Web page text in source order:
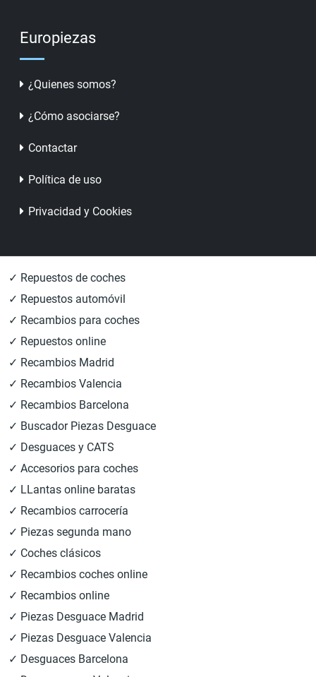
Europiezas
¿Quienes somos?
¿Cómo asociarse?
Contactar
Política de uso
Privacidad y Cookies
✓ Repuestos de coches
✓ Repuestos automóvil
✓ Recambios para coches
✓ Repuestos online
✓ Recambios Madrid
✓ Recambios Valencia
✓ Recambios Barcelona
✓ Buscador Piezas Desguace
✓ Desguaces y CATS
✓ Accesorios para coches
✓ LLantas online baratas
✓ Recambios carrocería
✓ Piezas segunda mano
✓ Coches clásicos
✓ Recambios coches online
✓ Recambios online
✓ Piezas Desguace Madrid
✓ Piezas Desguace Valencia
✓ Desguaces Barcelona